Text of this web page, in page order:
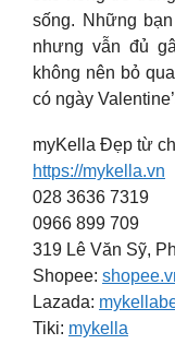
sống. Những
nhưng vẫn đủ
không nên bỏ
có ngày
myKella Đẹp từ
https://mykella.vn
028 3636 7319
0966 899 709
319 Lê Văn Sỹ,
️Shopee:
️Lazada:
️Tiki: mykella